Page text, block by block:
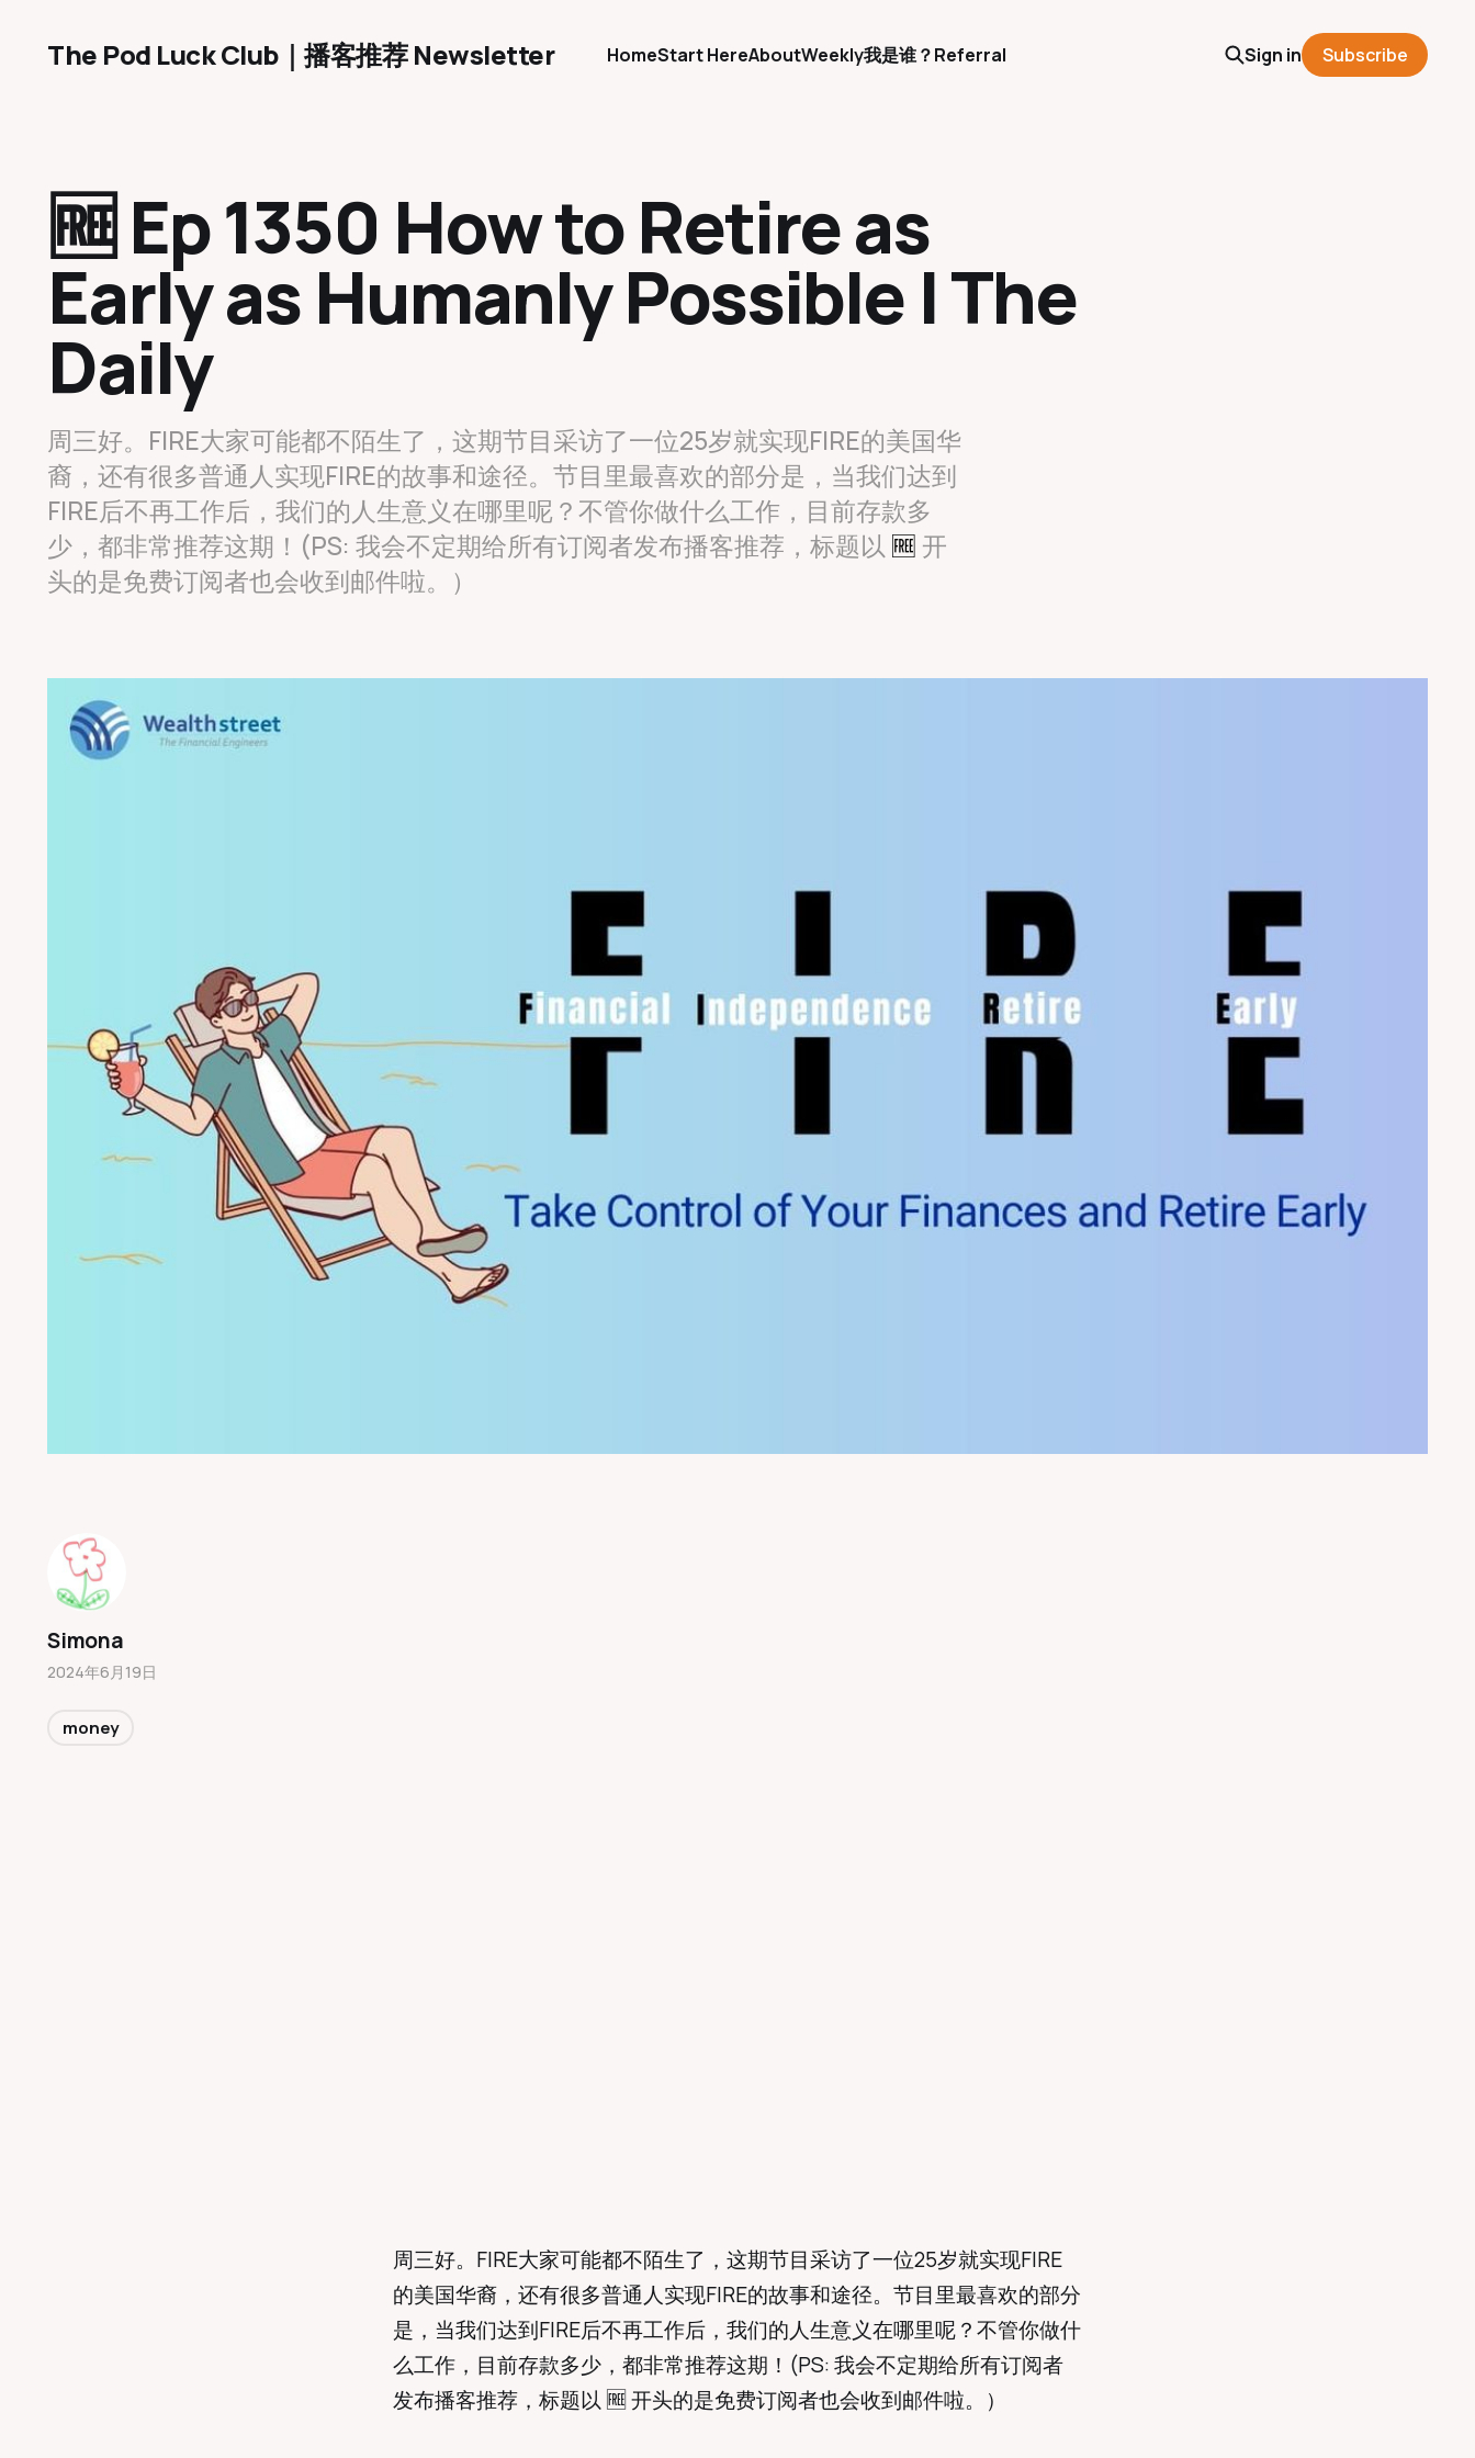
The Pod Luck Club｜播客推荐 Newsletter HomeStart HereAboutWeekly我是谁？Referral Sign in Subscribe
🆓 Ep 1350 How to Retire as
Early as Humanly Possible | The
Daily
周三好。FIRE大家可能都不陌生了，这期节目采访了一位25岁就实现FIRE的美国华
裔，还有很多普通人实现FIRE的故事和途径。节目里最喜欢的部分是，当我们达到
FIRE后不再工作后，我们的人生意义在哪里呢？不管你做什么工作，目前存款多
少，都非常推荐这期！(PS: 我会不定期给所有订阅者发布播客推荐，标题以 🆓 开
头的是免费订阅者也会收到邮件啦。）
周三好。FIRE大家可能都不陌生了，这期节目采访了一位25岁就实现FIRE
的美国华裔，还有很多普通人实现FIRE的故事和途径。节目里最喜欢的部分
是，当我们达到FIRE后不再工作后，我们的人生意义在哪里呢？不管你做什
么工作，目前存款多少，都非常推荐这期！(PS: 我会不定期给所有订阅者
发布播客推荐，标题以 🆓 开头的是免费订阅者也会收到邮件啦。）
Simona
2024年6月19日
money